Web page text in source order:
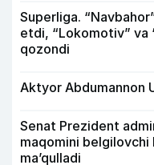
Superliga.
etdi, “Lokomotiv” va
qozondi
Aktyor Abdu­mannon
Senat Prezident
maqomini
ma’qulladi